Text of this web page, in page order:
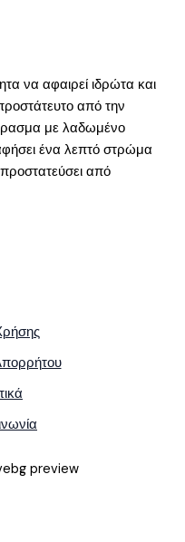
να αφαιρεί ιδρώτα και
από την
με λαδωμένο
ένα λεπτό στρώμα
από